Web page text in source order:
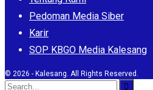
Pedoman Media Siber
Karir
SOP KBGO Media Kalesang
© 2026 - Kalesang. All Rights Reserved.